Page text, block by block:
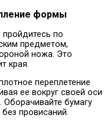
формы
по
предметом,
ножа. Это
края.
переплетение
ее вокруг своей оси
Оборачивайте бумагу
провисаний.